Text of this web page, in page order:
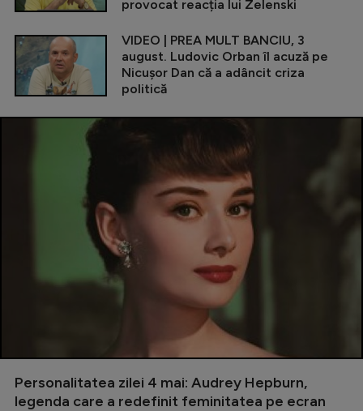
provocat reacția lui Zelenski
VIDEO | PREA MULT BANCIU, 3
august. Ludovic Orban îl acuză pe
Nicușor Dan că a adâncit criza
politică
Personalitatea zilei 4 mai: Audrey Hepburn,
legenda care a redefinit feminitatea pe ecran